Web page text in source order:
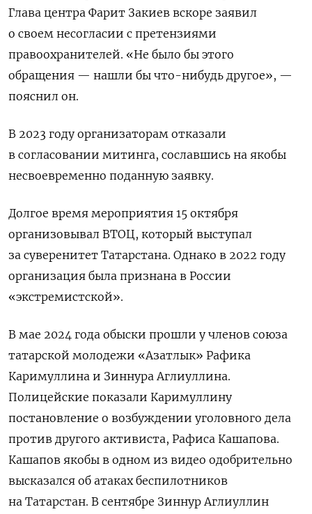
Глава центра Фарит Закиев вскоре заявил
о своем несогласии с претензиями
правоохранителей. «Не было бы этого
обращения — нашли бы что-нибудь другое», —
пояснил он.
В 2023 году организаторам отказали
в согласовании митинга, сославшись на якобы
несвоевременно поданную заявку.
Долгое время мероприятия 15 октября
организовывал ВТОЦ, который выступал
за суверенитет Татарстана. Однако в 2022 году
организация была признана в России
«экстремистской».
В мае 2024 года обыски прошли у членов союза
татарской молодежи «Азатлык» Рафика
Каримуллина и Зиннура Аглиуллина.
Полицейские показали Каримуллину
постановление о возбуждении уголовного дела
против другого активиста, Рафиса Кашапова.
Кашапов якобы в одном из видео одобрительно
высказался об атаках беспилотников
на Татарстан. В сентябре Зиннур Аглиуллин